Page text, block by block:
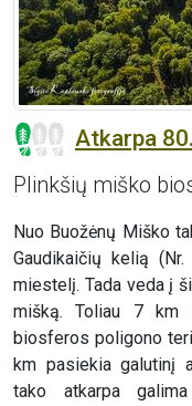
Atkarpa
Plinkšių miško
Nuo Buožėnų Miško
Gaudikaičių kelią
miestelį. Tada veda į
mišką. Toliau 7 km
biosferos poligono
km pasiekia galutinį
tako atkarpa